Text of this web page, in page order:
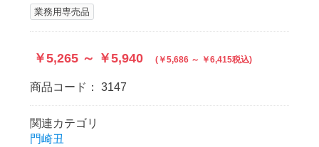
業務用専売品
￥5,265 ～ ￥5,940 (￥5,686 ～ ￥6,415税込)
商品コード： 3147
関連カテゴリ
門崎丑